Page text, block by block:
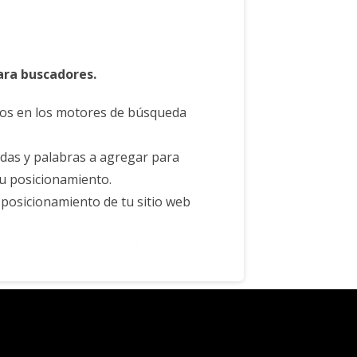
buscadores.
en los motores de búsqueda
y palabras a agregar para
posicionamiento.
de tu sitio web
sitio para asistir a los